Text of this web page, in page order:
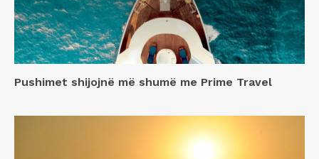
Pushimet shijojnë më shumë me Prime Travel